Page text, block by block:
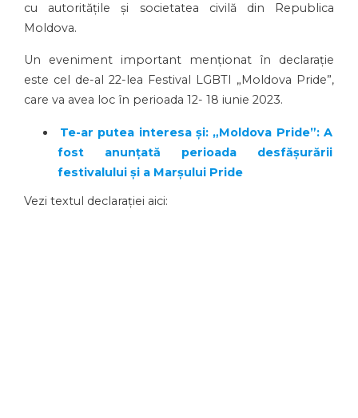
cu autoritățile și societatea civilă din Republica
Moldova.
Un eveniment important menționat în declarație
este cel de-al 22-lea Festival LGBTI „Moldova Pride”,
care va avea loc în perioada 12- 18 iunie 2023.
Te-ar putea interesa și: „Moldova Pride”: A
fost anunțată perioada desfășurării
festivalului și a Marșului Pride
Vezi textul declarației aici: